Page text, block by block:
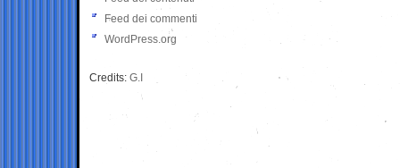
Feed dei commenti
WordPress.org
Credits: G.I